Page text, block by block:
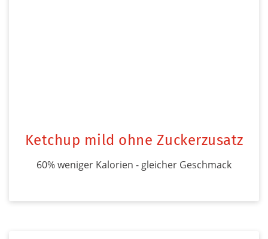
Ketchup mild ohne Zuckerzusatz
60% weniger Kalorien - gleicher Geschmack